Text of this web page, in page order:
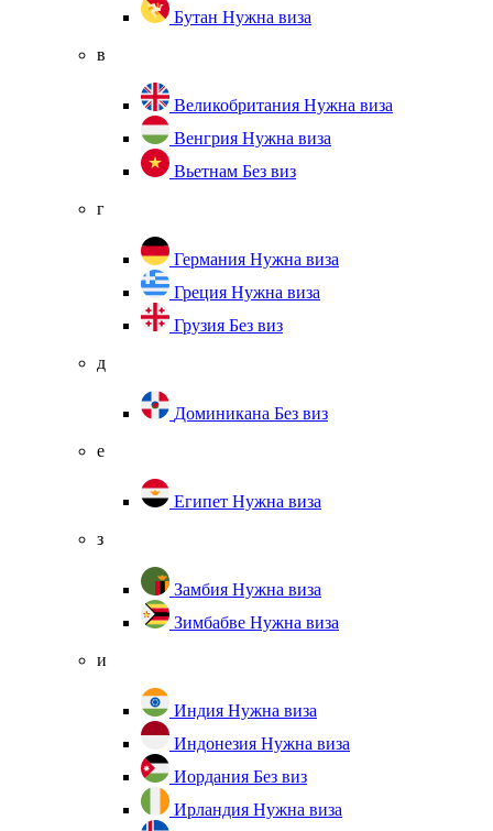
Бутан Нужна виза
в
Великобритания Нужна виза
Венгрия Нужна виза
Вьетнам Без виз
г
Германия Нужна виза
Греция Нужна виза
Грузия Без виз
д
Доминикана Без виз
е
Египет Нужна виза
з
Замбия Нужна виза
Зимбабве Нужна виза
и
Индия Нужна виза
Индонезия Нужна виза
Иордания Без виз
Ирландия Нужна виза